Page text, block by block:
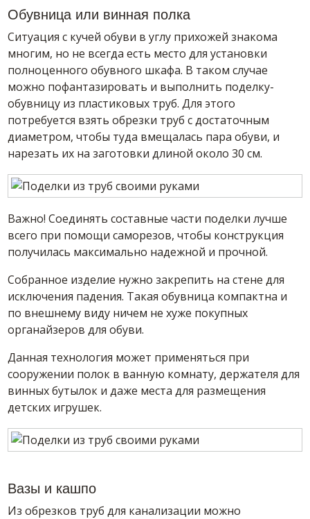
Обувница или винная полка
Ситуация с кучей обуви в углу прихожей знакома
многим, но не всегда есть место для установки
полноценного обувного шкафа. В таком случае
можно пофантазировать и выполнить поделку-
обувницу из пластиковых труб. Для этого
потребуется взять обрезки труб с достаточным
диаметром, чтобы туда вмещалась пара обуви, и
нарезать их на заготовки длиной около 30 см.
Важно! Соединять составные части поделки лучше
всего при помощи саморезов, чтобы конструкция
получилась максимально надежной и прочной.
Собранное изделие нужно закрепить на стене для
исключения падения. Такая обувница компактна и
по внешнему виду ничем не хуже покупных
органайзеров для обуви.
Данная технология может применяться при
сооружении полок в ванную комнату, держателя для
винных бутылок и даже места для размещения
детских игрушек.
Вазы и кашпо
Из обрезков труб для канализации можно